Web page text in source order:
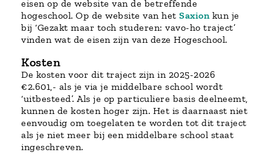
eisen op de website van de betreffende
hogeschool. Op de website van het Saxionkun je
bij ‘Gezakt maar toch studeren: vavo-ho traject’
vinden wat de eisen zijn van deze Hogeschool.
Kosten
De kosten voor dit traject zijn in 2025-2026
€2.601,- als je via je middelbare school wordt
‘uitbesteed’. Als je op particuliere basis deelneemt,
kunnen de kosten hoger zijn. Het is daarnaast niet
eenvoudig om toegelaten te worden tot dit traject
als je niet meer bij een middelbare school staat
ingeschreven.